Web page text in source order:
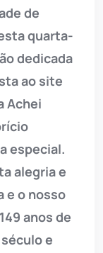
de
quarta-
dedicada
ao site
Achei
especial.
alegria e
e o nosso
anos de
e